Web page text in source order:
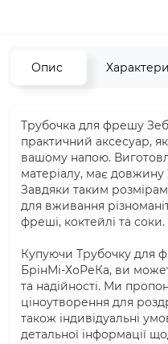
Опис
Трубочка для фрешу
практичний аксесуар,
вашому напою.
матеріалу, має довжину
Завдяки таким
для вживання
фреші, коктейлі та соки.
Купуючи Трубочку для
БрінМі-ХоРеКа, ви
та надійності. Ми
ціноутворення для
також індивідуальні
детальної інформації